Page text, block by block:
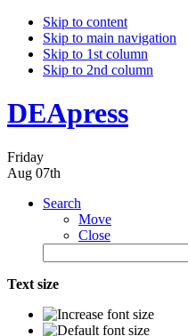
Skip to content
Skip to main navigation
Skip to 1st column
Skip to 2nd column
DEApress
Friday
Aug 07th
Search
Move
Close
Text size